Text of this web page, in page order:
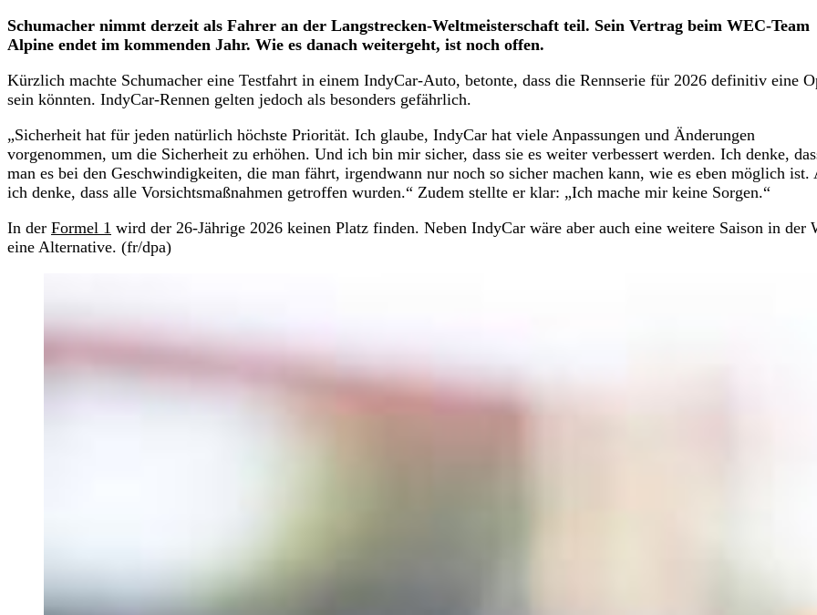
Schumacher nimmt derzeit als Fahrer an der Langstrecken-Weltmeisterschaft teil. Sein Vertrag beim WEC-Team
Alpine endet im kommenden Jahr. Wie es danach weitergeht, ist noch offen.
Kürzlich machte Schumacher eine Testfahrt in einem IndyCar-Auto, betonte, dass die Rennserie für 2026 definitiv eine
sein könnten. IndyCar-Rennen gelten jedoch als besonders gefährlich.
„Sicherheit hat für jeden natürlich höchste Priorität. Ich glaube, IndyCar hat viele Anpassungen und Änderungen
vorgenommen, um die Sicherheit zu erhöhen. Und ich bin mir sicher, dass sie es weiter verbessert werden. Ich denke,
man es bei den Geschwindigkeiten, die man fährt, irgendwann nur noch so sicher machen kann, wie es eben möglich ist.
ich denke, dass alle Vorsichtsmaßnahmen getroffen wurden.“ Zudem stellte er klar: „Ich mache mir keine Sorgen.“
In der Formel 1 wird der 26-Jährige 2026 keinen Platz finden. Neben IndyCar wäre aber auch eine weitere Saison in der
eine Alternative. (fr/dpa)